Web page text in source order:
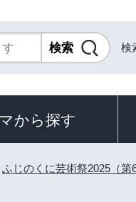
検
から探す
ふじのくに芸術祭2025（第